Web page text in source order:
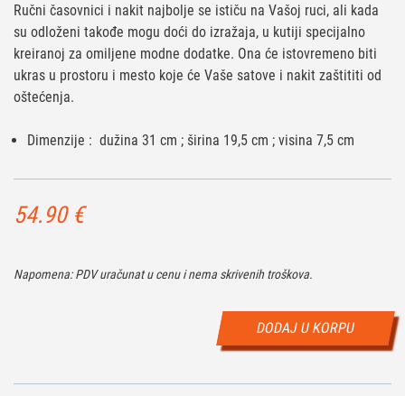
Ručni časovnici i nakit najbolje se ističu na Vašoj ruci, ali kada
su odloženi takođe mogu doći do izražaja, u kutiji specijalno
kreiranoj za omiljene modne dodatke. Ona će istovremeno biti
ukras u prostoru i mesto koje će Vaše satove i nakit zaštititi od
oštećenja.
Dimenzije : dužina 31 cm ; širina 19,5 cm ; visina 7,5 cm
54.90 €
Napomena: PDV uračunat u cenu i nema skrivenih troškova.
DODAJ U KORPU